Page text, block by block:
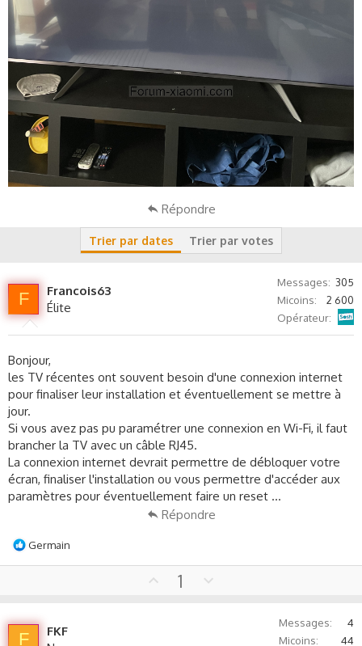
Répondre
Trier par dates Trier par votes
F
Francois63
Élite
Messages
305
Micoins
2 600
Opérateur
Bonjour,
les TV récentes ont souvent besoin d'une connexion internet
pour finaliser leur installation et éventuellement se mettre à
jour.
Si vous avez pas pu paramétrer une connexion en Wi-Fi, il faut
brancher la TV avec un câble RJ45.
La connexion internet devrait permettre de débloquer votre
écran, finaliser l'installation ou vous permettre d'accéder aux
paramètres pour éventuellement faire un reset ...
Répondre
L
a
c
Germain
1
F
FKF
Messages
4
Micoins
44